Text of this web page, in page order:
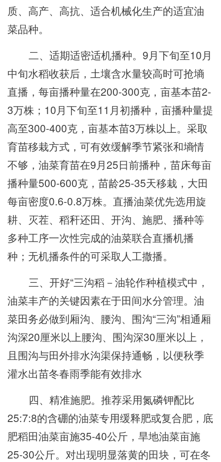
质、高产、高抗、适合机械化生产的适宜油
菜品种。
二、适期适密适机播种。 9月下旬至10月
中旬水稻收获后，土壤含水量较高时可抢墒
直播，每亩播种量在200-300克，亩基本苗2-
3万株；10月下旬至11月初播种，亩播种量提
高至300-400克，亩基本苗3万株以上。采取
育苗移栽方式，可有效缓解季节紧张和墒情
不够，油菜育苗在9月25日前播种，苗床每亩
播种量500-600克，苗龄25-35天移栽，大田
每亩密度0.6-0.8万株。直播油菜优先选用旋
耕、灭茬、稻秆还田、开沟、施肥、播种等
多种工序一次性完成的油菜联合直播机播
种；无机播条件的可采取人工撒播。
三、开好“三沟稻－油轮作种植模式中，
油菜丰产的关键因素在于田间水分管理。油
菜田务必做到厢沟、腰沟、围沟“三沟”相通厢
沟深20厘米以上腰沟、围沟深30厘米以上，
且围沟与田外排水沟渠保持通畅，以便秋季
灌水出苗冬春雨季能有效排水
四、精准施肥。推荐采用氮磷钾配比
25:7:8的含硼的油菜专用缓释肥或复合肥，底
肥稻田油菜亩施35-40公斤，旱地油菜亩施
25-30公斤。对出现明显落黄的田块，可在冬